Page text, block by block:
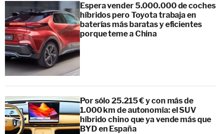
Espera vender 5.000.000 de coches
híbridos pero Toyota trabaja en
baterías más baratas y eficientes
porque teme a China
Por sólo 25.215 € y con más de
1.000 km de autonomía: el SUV
híbrido chino que ya vende más que
BYD en España